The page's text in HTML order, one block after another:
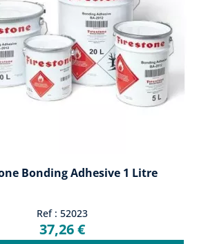
Bonding Adhesive 1 Litre
Ref : 52023
37,26 €